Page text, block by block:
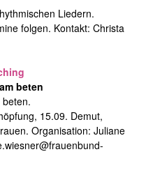
Liedern.
folgen. Kontakt: Christa
beten
15.09. Demut,
Organisation: Juliane